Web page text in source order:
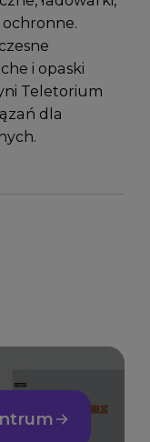
ochronne.
i opaski
Teletorium
dla